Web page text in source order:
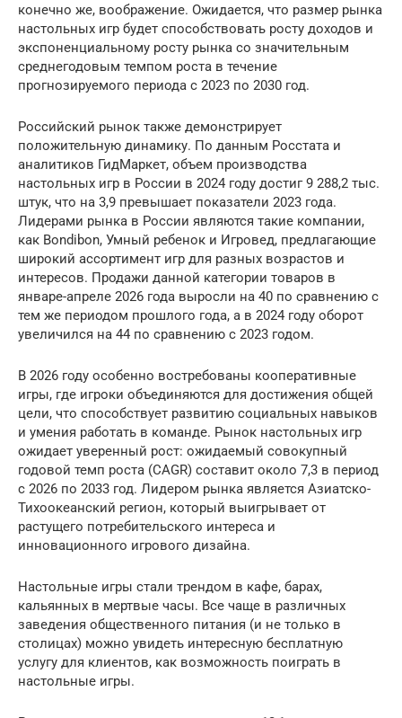
конечно же, воображение. Ожидается, что размер рынка
настольных игр будет способствовать росту доходов и
экспоненциальному росту рынка со значительным
среднегодовым темпом роста в течение
прогнозируемого периода с 2023 по 2030 год.
Российский рынок также демонстрирует
положительную динамику. По данным Росстата и
аналитиков ГидМаркет, объем производства
настольных игр в России в 2024 году достиг 9 288,2 тыс.
штук, что на 3,9 превышает показатели 2023 года.
Лидерами рынка в России являются такие компании,
как Bondibon, Умный ребенок и Игровед, предлагающие
широкий ассортимент игр для разных возрастов и
интересов. Продажи данной категории товаров в
январе-апреле 2026 года выросли на 40 по сравнению с
тем же периодом прошлого года, а в 2024 году оборот
увеличился на 44 по сравнению с 2023 годом.
В 2026 году особенно востребованы кооперативные
игры, где игроки объединяются для достижения общей
цели, что способствует развитию социальных навыков
и умения работать в команде. Рынок настольных игр
ожидает уверенный рост: ожидаемый совокупный
годовой темп роста (CAGR) составит около 7,3 в период
с 2026 по 2033 год. Лидером рынка является Азиатско-
Тихоокеанский регион, который выигрывает от
растущего потребительского интереса и
инновационного игрового дизайна.
Настольные игры стали трендом в кафе, барах,
кальянных в мертвые часы. Все чаще в различных
заведения общественного питания (и не только в
столицах) можно увидеть интересную бесплатную
услугу для клиентов, как возможность поиграть в
настольные игры.